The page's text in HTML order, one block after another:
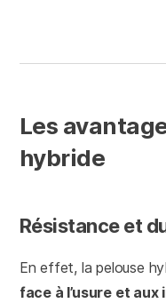
Les
hybride
Résistance et
En effet, la pelouse
face à l’usure et